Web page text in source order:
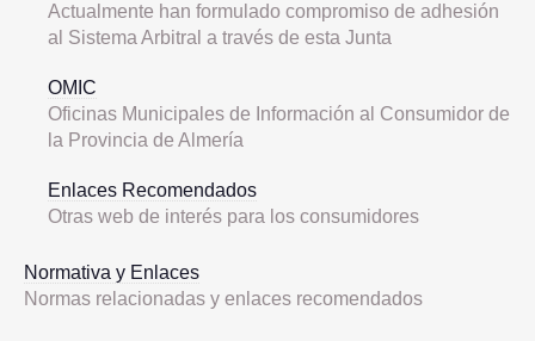
Actualmente han formulado compromiso de adhesión
al Sistema Arbitral a través de esta Junta
OMIC
Oficinas Municipales de Información al Consumidor de
la Provincia de Almería
Enlaces Recomendados
Otras web de interés para los consumidores
Normativa y Enlaces
Normas relacionadas y enlaces recomendados